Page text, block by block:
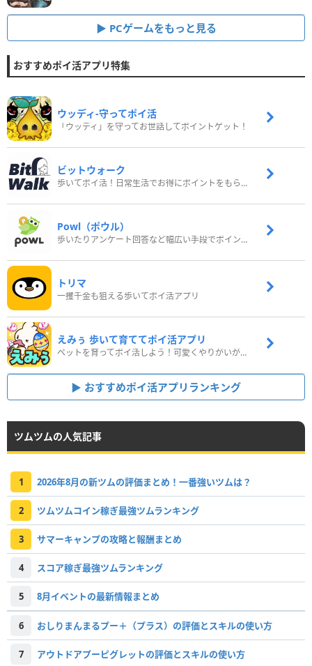
PCゲームをもっと見る
おすすめポイ活アプリ特集
ウッディ‐守ってポイ活
「ウッディ」を守ってお世話してポイントゲット！
ビットウォーク
歩いてポイ活！日常生活でお得にポイントをもらおう
Powl（ポウル）
歩いたりアンケート回答など幅広い手段でポイントをゲット
トリマ
一攫千金も狙える歩いてポイ活アプリ
えみぅ 歩いて育ててポイ活アプリ
ペットを育ってポイ活しよう！可愛くやりがいがある新感覚アプリ
おすすめポイ活アプリランキング
ツムツムの人気記事
1 2026年8月の新ツムの評価まとめ！一番強いツムは？
2 ツムツムコイン稼ぎ最強ツムランキング
3 サマーキャンプの攻略と報酬まとめ
4 スコア稼ぎ最強ツムランキング
5 8月イベントの最新情報まとめ
6 おしりまんまるプー＋（プラス）の評価とスキルの使い方
7 アウトドアプーピグレットの評価とスキルの使い方